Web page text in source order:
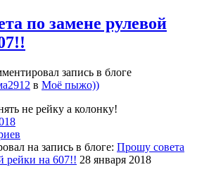
по замене рулевой
запись в блоге
в Моё пыжо))
не рейку а колонку!
на запись в блоге: Прошу совета
рейки на 607!! 28 января 2018